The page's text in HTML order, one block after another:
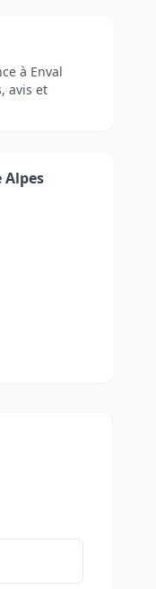
à Enval
avis et